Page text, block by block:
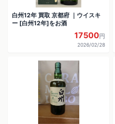
白州12年 買取 京都府 ｜ウイスキ
ー [白州12年]をお酒
17500円
2026/02/28